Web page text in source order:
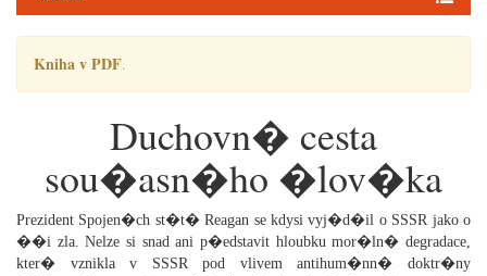
Kniha v PDF.
Duchovn� cesta
sou�asn�ho �lov�ka
Prezident Spojen�ch st�t� Reagan se kdysi vyj�d�il o SSSR jako o
��i zla. Nelze si snad ani p�edstavit hloubku mor�ln� degradace,
kter� vznikla v SSSR pod vlivem antihum�nn� doktr�ny